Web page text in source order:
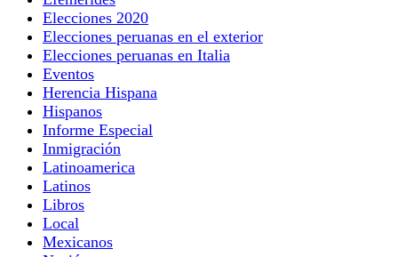
Elecciones 2020
Elecciones peruanas en el exterior
Elecciones peruanas en Italia
Eventos
Herencia Hispana
Hispanos
Informe Especial
Inmigración
Latinoamerica
Latinos
Libros
Local
Mexicanos